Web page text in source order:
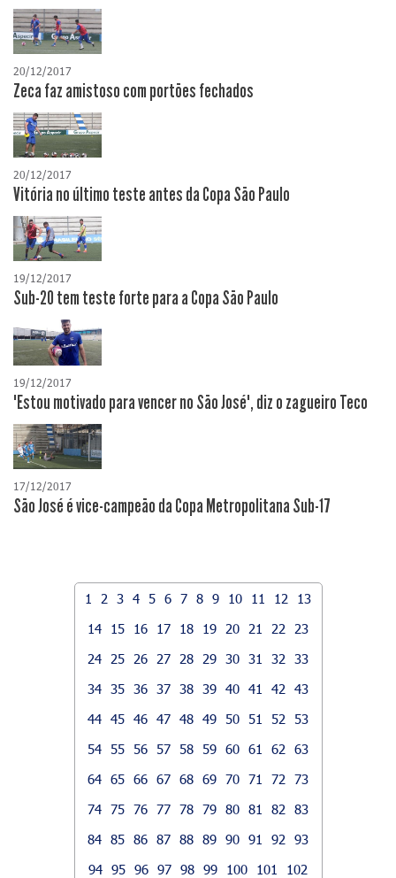
20/12/2017
Zeca faz amistoso com portões fechados
20/12/2017
Vitória no último teste antes da Copa São Paulo
19/12/2017
Sub-20 tem teste forte para a Copa São Paulo
19/12/2017
"Estou motivado para vencer no São José", diz o zagueiro Teco
17/12/2017
São José é vice-campeão da Copa Metropolitana Sub-17
1 2 3 4 5 6 7 8 9 10 11 12
13
14
15 16 17 18 19 20 21 22
23
24
25 26 27 28 29 30 31 32
33
34 35 36 37 38 39 40 41 42
43
44 45 46 47 48 49 50 51 52
53
54 55 56 57 58 59 60 61 62
63
64 65 66 67 68 69 70 71 72
73
74 75 76 77 78 79 80 81 82
83
84 85 86 87 88 89 90 91 92
93
94 95 96 97 98 99 100 101
102